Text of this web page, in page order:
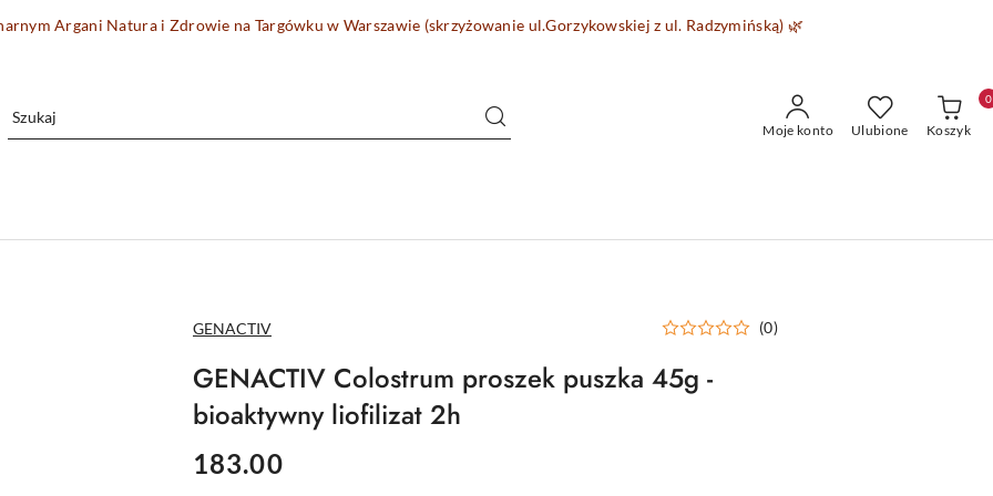
Argani Natura i Zdrowie na Targówku w Warszawie (skrzyżowanie ul.Gorzykowskiej z ul. Radzymińską) 🌿
Moje konto Ulubione Koszyk
0
NAZWA
PRODUCENTA:
GENACTIV (0)
GENACTIV Colostrum proszek puszka 45g -
bioaktywny liofilizat 2h
cena:
183.00